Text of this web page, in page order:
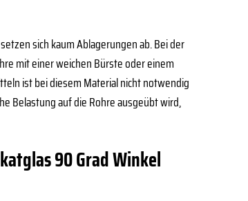
sich kaum Ablagerungen ab. Bei der
mit einer weichen Bürste oder einem
ist bei diesem Material nicht notwendig
Belastung auf die Rohre ausgeübt wird,
90 Grad Winkel